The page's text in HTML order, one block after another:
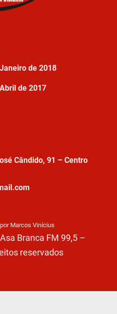
de 2018
de 2017
Cândido, 91 – Centro
Marcos Vinícius
Branca FM 99,5 –
reservados